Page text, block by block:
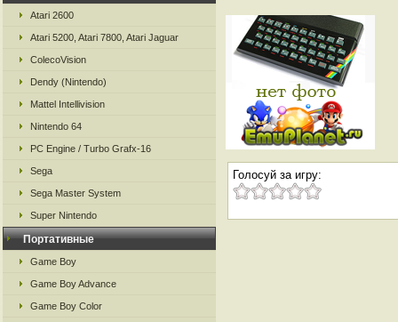
Atari 2600
Atari 5200, Atari 7800, Atari Jaguar
ColecoVision
Dendy (Nintendo)
Mattel Intellivision
Nintendo 64
PC Engine / Turbo Grafx-16
Sega
Sega Master System
Super Nintendo
Портативные
Game Boy
Game Boy Advance
Game Boy Color
Голосуй за игру: